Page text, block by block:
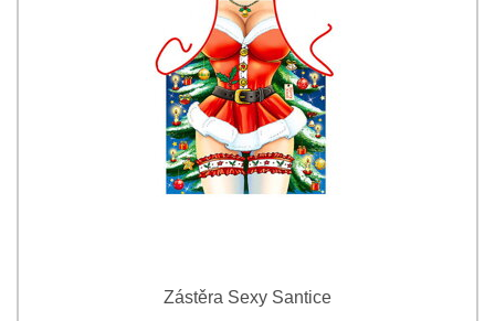
Zástěra Sexy Santice